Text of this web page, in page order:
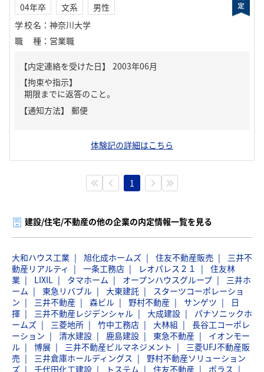
04年卒 文系
男性
学校名 ： 神奈川大学
職種 ： 営業職
【内定連絡を受けた日】
2003年06月
【拘束や指示】
期限までに返答のこと。
【通知方法】
郵便
体験記の詳細はこちら
1
建設/住宅/不動産の他の企業の内定情報一覧を見る
大和ハウス工業 旭化成ホームズ 住友不動産販売
三井不
動産リアルティ
一条工務店 レオパレス２１
住友林
業
LIXIL タマホーム オープンハウスグループ
三井ホ
ーム
東急リバブル 大東建託
スターツコーポレーショ
ン
三井不動産 森ビル 野村不動産 サンゲツ
日
揮
三井不動産レジデンシャル 大成建設
パナソニックホ
ームズ
三菱地所 竹中工務店 大林組
長谷工コーポレ
ーション
清水建設 鹿島建設 東急不動産
イオンモー
ル
博展 三井不動産ビルマネジメント
三菱UFJ不動産販
売
三井倉庫ホールディングス
野村不動産ソリューション
ズ
千代田化工建設 トステム 住友不動産 ポラス